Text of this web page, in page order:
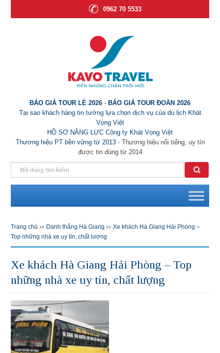
0962 70 5533
BÁO GIÁ TOUR LẺ 2026 - BÁO GIÁ TOUR ĐOÀN 2026
Tại sao khách hàng tin tưởng lựa chọn dịch vụ của du lịch Khát
Vọng Việt
HỒ SƠ NĂNG LỰC Công ty Khát Vọng Việt
Thương hiệu PT bền vững từ 2013- Thương hiệu nổi tiếng, uy tín
được tin dùng từ 2014
Trang chủ ›› Danh thắng Hà Giang ››Xe khách Hà Giang Hải Phòng –
Top những nhà xe uy tín, chất lượng
Xe khách Hà Giang Hải Phòng – Top
những nhà xe uy tín, chất lượng